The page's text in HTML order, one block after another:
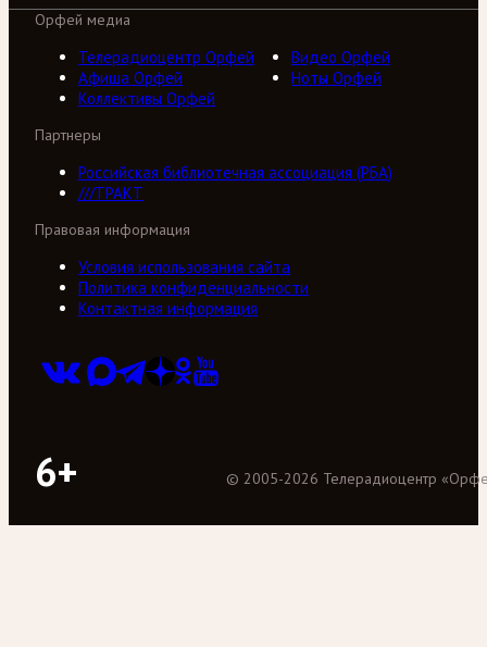
Орфей медиа
Телерадиоцентр Орфей
Видео Орфей
Афиша Орфей
Ноты Орфей
Коллективы Орфей
Партнеры
Российская библиотечная ассоциация (РБА)
///ТРАКТ
Правовая информация
Условия использования сайта
Политика конфиденциальности
Контактная информация
6+ © 2005-2026 Телерадиоцентр